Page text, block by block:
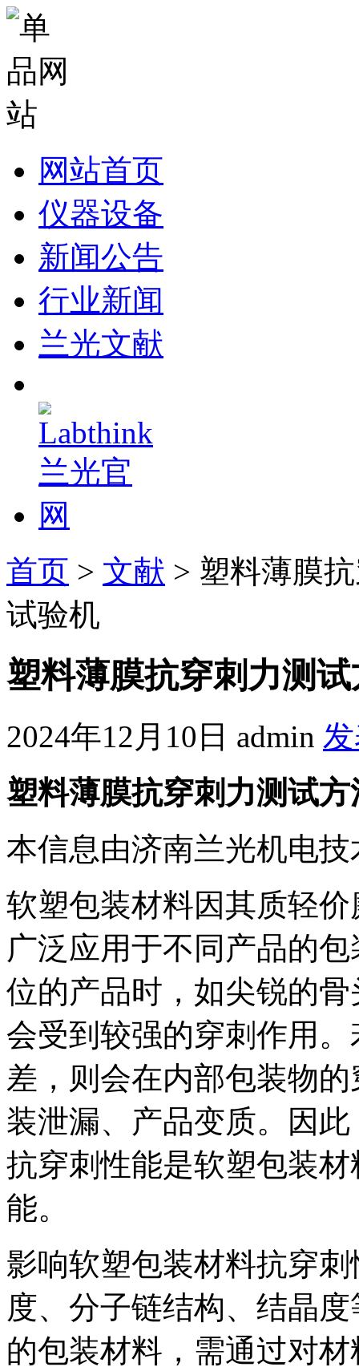
网站首页
仪器设备
新闻公告
行业新闻
兰光文献
首页 > 文献 > 塑料薄膜
试验机
塑料薄膜抗穿刺力测
2024年12月10日 admin
塑料薄膜抗穿刺力测试
本信息由济南兰光机电
软塑包装材料因其质轻
广泛应用于不同产品的
位的产品时，如尖锐的
会受到较强的穿刺作用
差，则会在内部包装物
装泄漏、产品变质。因
抗穿刺性能是软塑包装
能。
影响软塑包装材料抗穿
度、分子链结构、结晶
的包装材料，需通过对